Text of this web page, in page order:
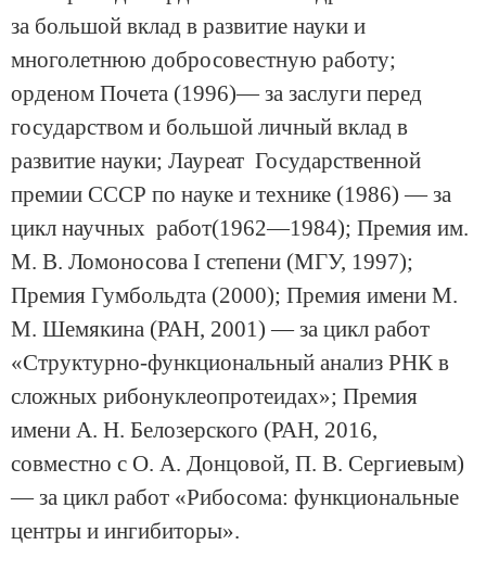
за большой вклад в развитие науки и
многолетнюю добросовестную работу;
орденом Почета (1996)— за заслуги перед
государством и большой личный вклад в
развитие науки; Лауреат Государственной
премии СССР по науке и технике (1986) — за
цикл научных работ(1962—1984); Премия им.
М. В. Ломоносова I степени (МГУ, 1997);
Премия Гумбольдта (2000); Премия имени М.
М. Шемякина (РАН, 2001) — за цикл работ
«Структурно-функциональный анализ РНК в
сложных рибонуклеопротеидах»; Премия
имени А. Н. Белозерского (РАН, 2016,
совместно с О. А. Донцовой, П. В. Сергиевым)
— за цикл работ «Рибосома: функциональные
центры и ингибиторы».